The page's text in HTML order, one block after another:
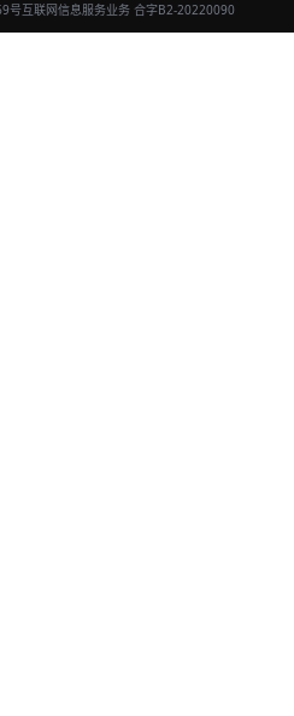
号互联网信息服务业务 合字B2-20220090